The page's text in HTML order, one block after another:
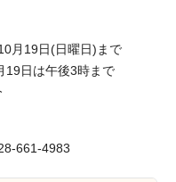
月19日(日曜日)まで
日は午後3時まで
661-4983